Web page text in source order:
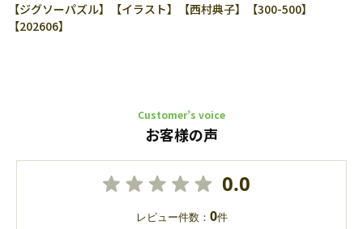
【ジグソーパズル】【イラスト】【西村典子】【300-500】
【202606】
Customer’s voice
お客様の声
0.0
レビュー件数： 0件